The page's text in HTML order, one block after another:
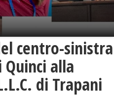
centro-sinistra
alla
di Trapani